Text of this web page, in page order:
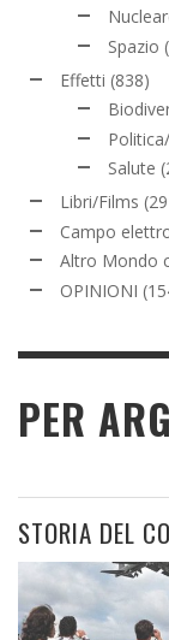
Spazio
Effetti (838)
Salute
Libri/Films
Campo
Altro Mondo
OPINIONI
PER
STORIA DEL